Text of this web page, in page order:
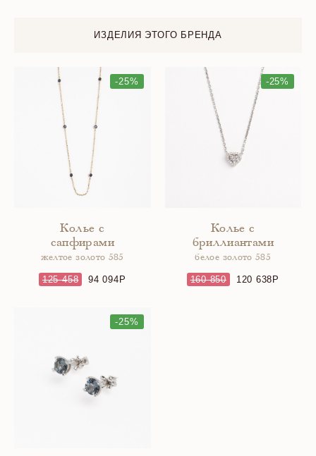
ИЗДЕЛИЯ ЭТОГО БРЕНДА
-25%
Колье с
сапфирами
желтое золото 585
125 458 94 094
-25%
Колье с
бриллиантами
белое золото 585
160 850 120 638
-25%